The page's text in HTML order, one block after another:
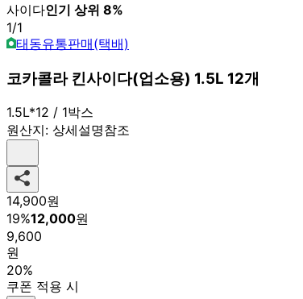
사이다인기 상위 8%
1/1
태동유통판매(택배)
코카콜라 킨사이다(업소용) 1.5L 12개
1.5L*12 / 1박스
원산지: 상세설명참조
14,900원
19%12,000원
9,600
원
20%
쿠폰 적용 시